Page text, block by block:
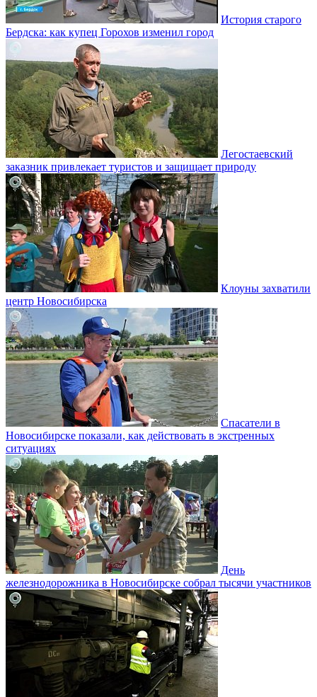
История старого
Бердска: как купец Горохов изменил город
Легостаевский
заказник привлекает туристов и защищает природу
Клоуны захватили
центр Новосибирска
Спасатели в
Новосибирске показали, как действовать в экстренных
ситуациях
День
железнодорожника в Новосибирске собрал тысячи участников